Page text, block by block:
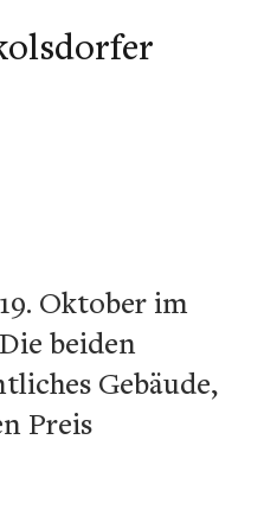
Oktober im
beiden
Gebäude,
Preis